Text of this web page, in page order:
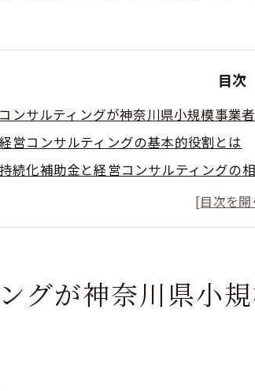
目次
ンサルティングが神奈川県小規模事業
経営コンサルティングの基本的役割とは
持続化補助金と経営コンサルティングの
コンサルタントが提供する具体的なサポー
経営戦略の構築と補助金の活用
補助金活用による地域経済の波及効果
県で小規模事業者持続化補助金を活用
グが神奈川県小